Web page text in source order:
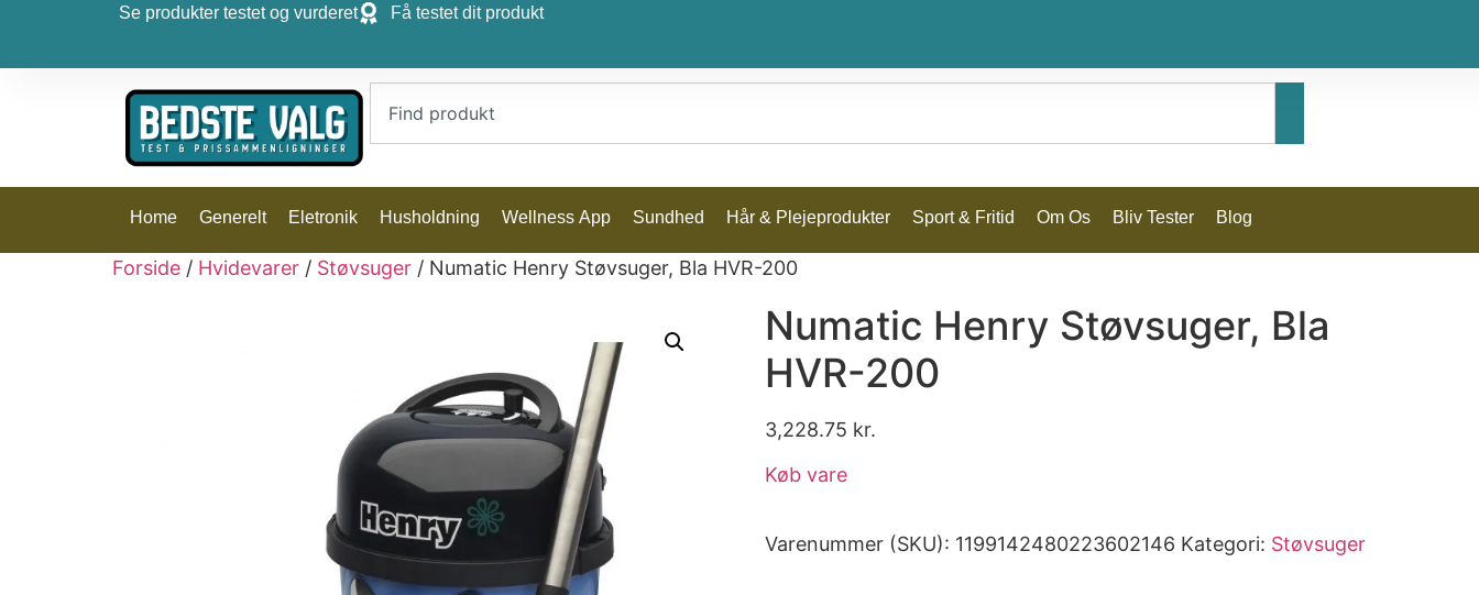
Se produkter testet og vurderet Få testet dit produkt
Home Generelt Eletronik Husholdning Wellness App Sundhed Hår & Plejeprodukter Sport & Fritid Om Os Bliv Tester Blog
Forside / Hvidevarer / Støvsuger / Numatic Henry Støvsuger, Bla HVR-200
Numatic Henry Støvsuger, Bla
HVR-200
3,228.75 kr.
Køb vare
Varenummer (SKU): 1199142480223602146 Kategori: Støvsuger